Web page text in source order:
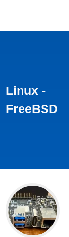
Linux -
FreeBSD